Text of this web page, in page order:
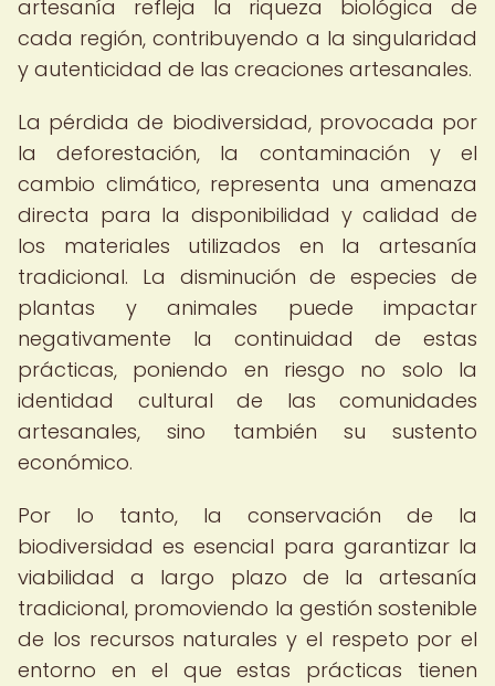
artesanía refleja la riqueza biológica de
cada región, contribuyendo a la singularidad
y autenticidad de las creaciones artesanales.
La pérdida de biodiversidad, provocada por
la deforestación, la contaminación y el
cambio climático, representa una amenaza
directa para la disponibilidad y calidad de
los materiales utilizados en la artesanía
tradicional. La disminución de especies de
plantas y animales puede impactar
negativamente la continuidad de estas
prácticas, poniendo en riesgo no solo la
identidad cultural de las comunidades
artesanales, sino también su sustento
económico.
Por lo tanto, la conservación de la
biodiversidad es esencial para garantizar la
viabilidad a largo plazo de la artesanía
tradicional, promoviendo la gestión sostenible
de los recursos naturales y el respeto por el
entorno en el que estas prácticas tienen